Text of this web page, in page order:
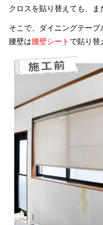
クロスを貼り替えても、ま
そこで、ダイニングテーブ
腰壁は腰壁シート で貼り替